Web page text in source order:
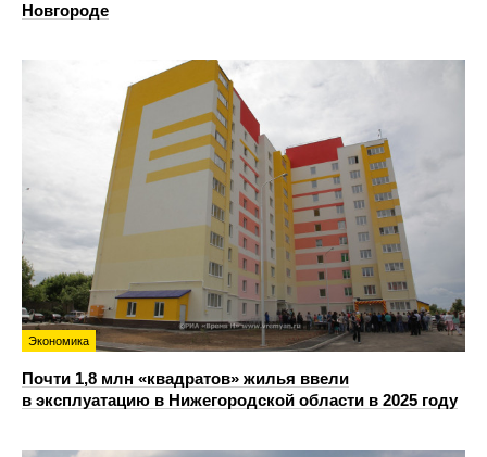
Новгороде
Экономика
Почти 1,8 млн «квадратов» жилья ввели
в эксплуатацию в Нижегородской области в 2025 году